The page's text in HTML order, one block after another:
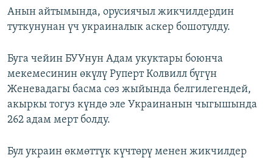
ЭЕ/АРнун бардык сайттары
Анын айтымында, орусиячыл жикчилдердин
туткунунан үч украиналык аскер бошотулду.
Буга чейин БУУнун Адам укуктары боюнча
мекемесинин өкүлү Руперт Колвилл бүгүн
Женевадагы басма сөз жыйында белгилегендей,
акыркы тогуз күндө эле Украинанын чыгышында
262 адам мерт болду.
Бул украин өкмөттүк күчтөрү менен жикчилдер